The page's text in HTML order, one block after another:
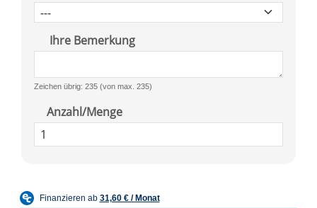
Ihre Bemerkung
Zeichen übrig: 235 (von max. 235)
Anzahl/Menge